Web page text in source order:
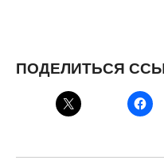
ПОДЕЛИТЬСЯ